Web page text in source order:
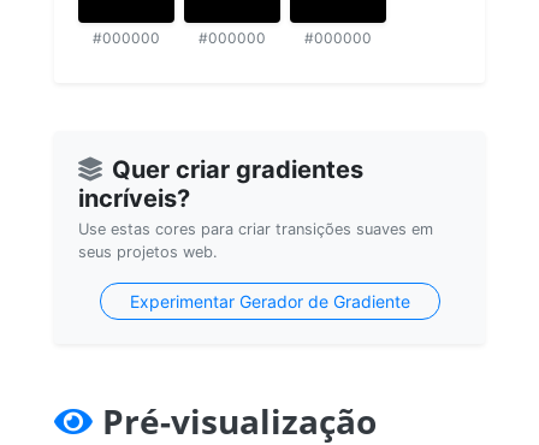
#000000 #000000 #000000
Quer criar gradientes
incríveis?
Use estas cores para criar transições suaves em
seus projetos web.
Experimentar Gerador de Gradiente
Pré-visualização